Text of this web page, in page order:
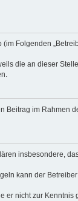
Folgenden
die an dieser
Beitrag im Rahmen
insbesondere,
kann der
er nicht zur Kenntnis